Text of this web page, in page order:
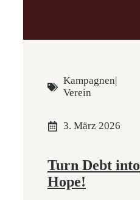
Kampagnen|
Verein
3. März 2026
Turn Debt into
Hope!